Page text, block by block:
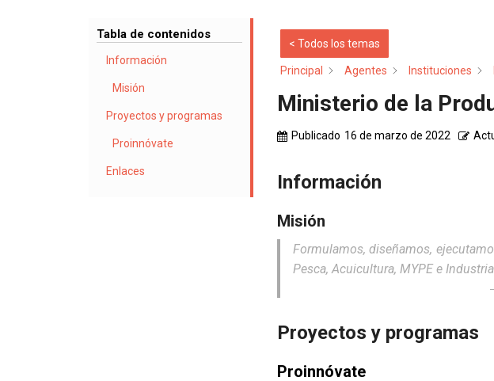
Tabla de contenidos
Información
Misión
Proyectos y programas
Proinnóvate
Enlaces
< Todos los temas
Principal Agentes Instituciones
Ministerio de la
Publicado 16 de marzo de 2022
Información
Misión
Formulamos, diseñamos,
Pesca, Acuicultura, MYPE e
Proyectos y programas
Proinnóvate